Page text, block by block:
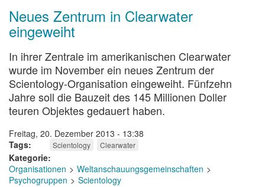
Neues Zentrum in Clearwater
eingeweiht
In ihrer Zentrale im amerikanischen Clearwater
wurde im November ein neues Zentrum der
Scientology-Organisation eingeweiht. Fünfzehn
Jahre soll die Bauzeit des 145 Millionen Doller
teuren Objektes gedauert haben.
Freitag, 20. Dezember 2013 - 13:38
Tags
Scientology Clearwater
Kategorie
Organisationen
Weltanschauungsgemeinschaften
Psychogruppen
Scientology